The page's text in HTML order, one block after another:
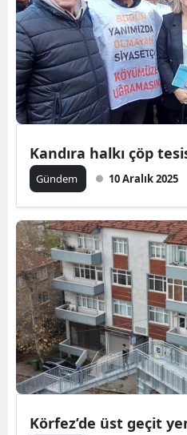
Kandıra halkı çöp
Gündem 10 Aralık 2025
Körfez’de üst geçit